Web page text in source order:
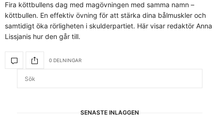
Fira köttbullens dag med magövningen med samma namn –
köttbullen. En effektiv övning för att stärka dina bålmuskler och
samtidigt öka rörligheten i skulderpartiet. Här visar redaktör Anna
Lissjanis hur den går till.
0 DELNINGAR
SENASTE INLÄGGEN